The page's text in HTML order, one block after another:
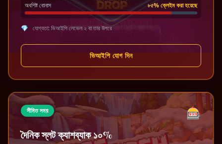
অবশিষ্ট বোনাস ৮৫% ক্লেইম করা হয়েছে
💎 যোগ্যতা: ভিআইপি লেভেল ২ বা তার উপরে
ভিআইপি যোগ দিন
সীমিত সময় 🎰
দৈনিক স্লট ক্যাশব্যাক ১০%